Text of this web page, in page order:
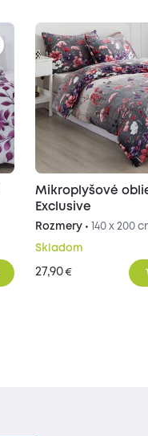
Mikroplyšové
Exclusive
Rozmery • 140 x 200
Skladom
27,90€